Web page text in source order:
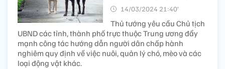
14/03/2024 21:40’
Thủ tướng yêu cầu Chủ tịch
UBND các tỉnh, thành phố trực thuộc Trung ương đẩy
mạnh công tác hướng dẫn người dân chấp hành
nghiêm quy định về việc nuôi, quản lý chó, mèo và các
loại động vật khác.